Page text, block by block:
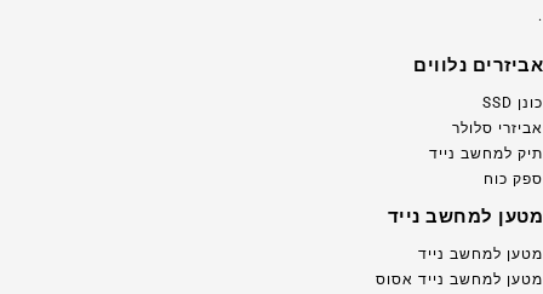
.
אביזרים נלווים
כונן SSD
אביזרי סלולר
תיק למחשב נייד
ספק כוח
מטען למחשב נייד
מטען למחשב נייד
מטען למחשב נייד אסוס